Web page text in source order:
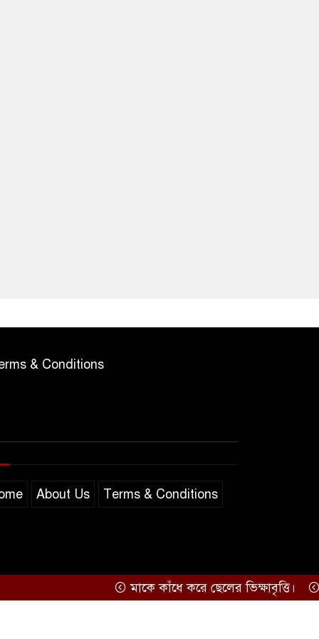
& Conditions
About Us Terms & Conditions
মাকে কাঁধে করে ছেলের ভিক্ষাবৃত্তি।